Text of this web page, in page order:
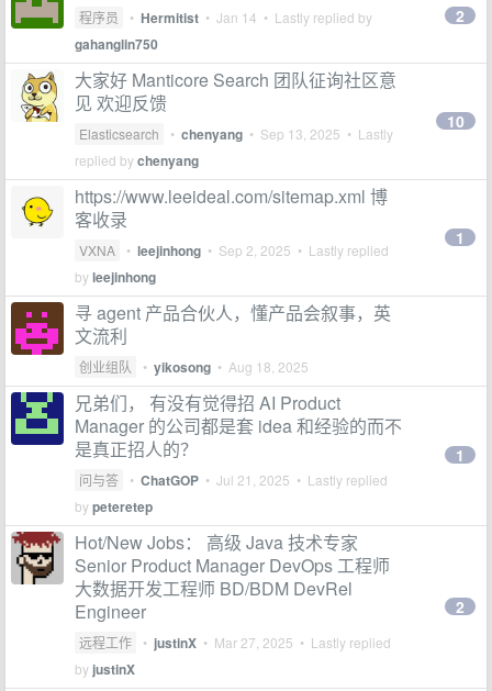
程序员 • Hermitist • Jan 14 • Lastly replied by
gahanglin750
2
大家好 Manticore Search 团队征询社区意
见 欢迎反馈
Elasticsearch • chenyang • Sep 13, 2025 • Lastly
replied bychenyang
10
https://www.leeideal.com/sitemap.xml 博
客收录
VXNA • leejinhong • Sep 2, 2025 • Lastly replied
byleejinhong
1
寻 agent 产品合伙人，懂产品会叙事，英
文流利
创业组队 • yikosong • Aug 18, 2025
兄弟们， 有没有觉得招 AI Product
Manager 的公司都是套 idea 和经验的而不
是真正招人的？
问与答 • ChatGOP • Jul 21, 2025 • Lastly replied
bypeteretep
1
Hot/New Jobs： 高级 Java 技术专家
Senior Product Manager DevOps 工程师
大数据开发工程师 BD/BDM DevRel
Engineer
远程工作 • justinX • Mar 27, 2025 • Lastly replied
by justinX
2